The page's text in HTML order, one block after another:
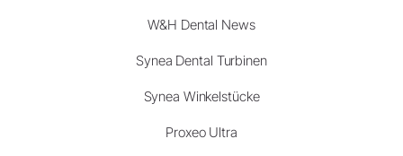
W&H Dental News
Synea Dental Turbinen
Synea Winkelstücke
Proxeo Ultra